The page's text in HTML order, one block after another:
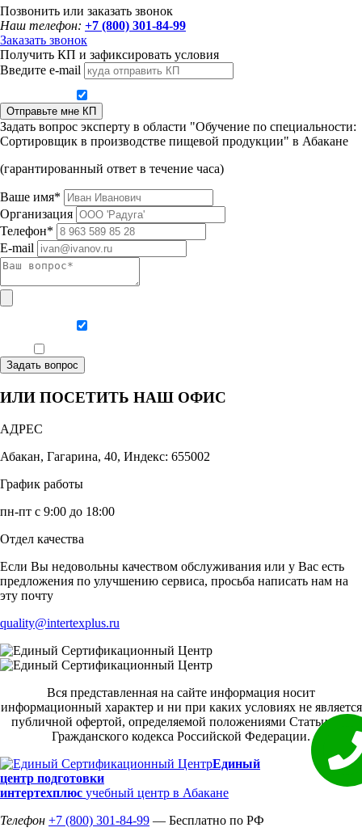
Позвонить или заказать звонок
Наш телефон: +7 (800) 301-84-99
Заказать звонок
Получить КП и зафиксировать условия
Введите e-mail
Отправьте мне КП
Задать вопрос эксперту в области "Обучение по специальности:
Сортировщик в производстве пищевой продукции" в Абакане
(гарантированный ответ в течение часа)
Ваше имя*
Организация
Телефон*
E-mail
Задать вопрос
ИЛИ ПОСЕТИТЬ НАШ ОФИС
АДРЕС
Абакан, Гагарина, 40, Индекс: 655002
График работы
пн-пт с 9:00 до 18:00
Отдел качества
Если Вы недовольны качеством обслуживания или у Вас есть
предложения по улучшению сервиса, просьба написать нам на
эту почту
quality@intertexplus.ru
Вся представленная на сайте информация носит
информационный характер и ни при каких условиях не является
публичной офертой, определяемой положениями Статьи 437
Гражданского кодекса Российской Федерации.
Единый
центр подготовки
интертехплюс учебный центр в Абакане
Телефон +7 (800) 301-84-99 — Бесплатно по РФ